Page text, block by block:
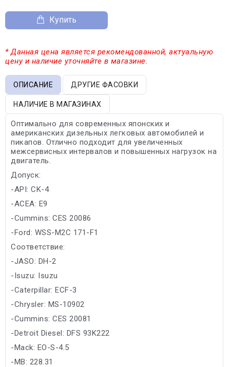
Купить
* Данная цена является рекомендованной, актуальную
цену и наличие уточняйте в магазине.
ОПИСАНИЕ ДРУГИЕ ФАСОВКИ
НАЛИЧИЕ В МАГАЗИНАХ
Оптимально для современных японских и
американских дизельных легковых автомобилей и
пикапов. Отлично подходит для увеличенных
межсервисных интервалов и повышенных нагрузок на
двигатель.
Допуск:
-API: CK-4
-ACEA: E9
-Cummins: CES 20086
-Ford: WSS-M2C 171-F1
Соответствие:
-JASO: DH-2
-Isuzu: Isuzu
-Caterpillar: ECF-3
-Chrysler: MS-10902
-Cummins: CES 20081
-Detroit Diesel: DFS 93K222
-Mack: EO-S-4.5
-MB: 228.31